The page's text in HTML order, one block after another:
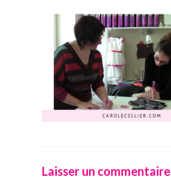
L’invitée intrépide
Galerie
Blog
Médias
Laisser un commentaire